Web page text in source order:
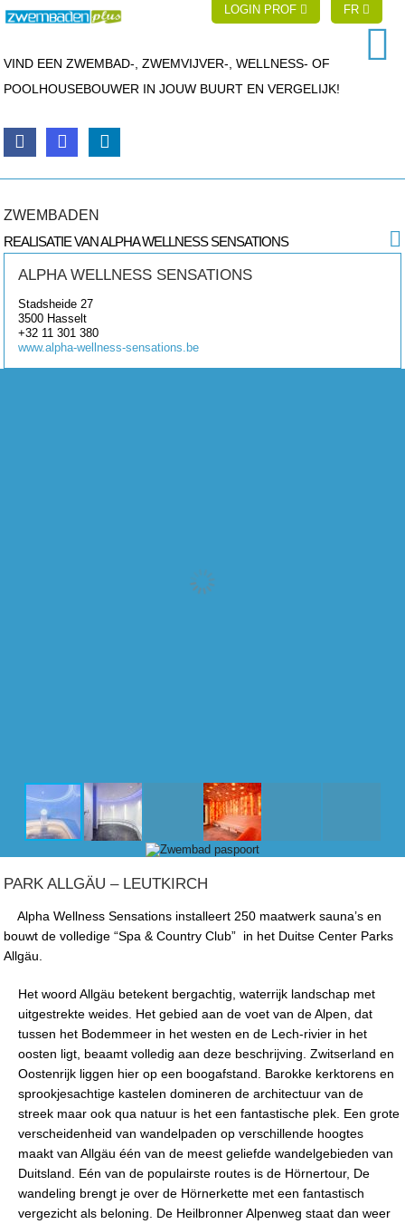
LOGIN PROF FR
VIND EEN ZWEMBAD-, ZWEMVIJVER-, WELLNESS- OF
POOLHOUSEBOUWER IN JOUW BUURT EN VERGELIJK!
ZWEMBADEN
REALISATIE VAN ALPHA WELLNESS SENSATIONS
ALPHA WELLNESS SENSATIONS
Stadsheide 27
3500 Hasselt
+32 11 301 380
www.alpha-wellness-sensations.be
PARK ALLGÄU – LEUTKIRCH
Alpha Wellness Sensations installeert 250 maatwerk sauna’s en
bouwt de volledige “Spa & Country Club” in het Duitse Center Parks
Allgäu.
Het woord Allgäu betekent bergachtig, waterrijk landschap met
uitgestrekte weides. Het gebied aan de voet van de Alpen, dat
tussen het Bodemmeer in het westen en de Lech-rivier in het
oosten ligt, beaamt volledig aan deze beschrijving. Zwitserland en
Oostenrijk liggen hier op een boogafstand. Barokke kerktorens en
sprookjesachtige kastelen domineren de architectuur van de
streek maar ook qua natuur is het een fantastische plek. Een grote
verscheidenheid van wandelpaden op verschillende hoogtes
maakt van Allgäu één van de meest geliefde wandelgebieden van
Duitsland. Eén van de populairste routes is de Hörnertour, De
wandeling brengt je over de Hörnerkette met een fantastisch
vergezicht als beloning. De Heilbronner Alpenweg staat dan weer